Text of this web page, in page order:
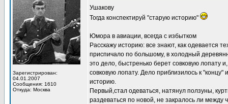
Зарегистрирован:
04.01.2007
Сообщения: 1610
Откуда: Москва
Ушакову
Тогда конспектируй "старую историю"
Юмора в авиации, всегда с избытком
Расскажу историю: все знают, как одевается
приспичало по большому, в холодный
это дело, быстренько берет совковую лопату
совковую лопату. Дело приблизилось к
историю.
Первый,стал одеваться, натянул ползуны,
раздеваться по новой, не закралось ли